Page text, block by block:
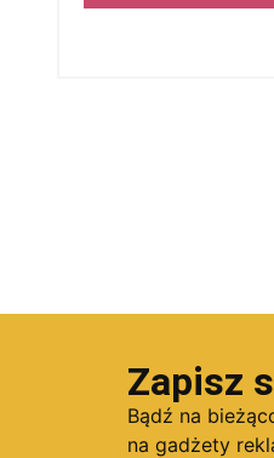
Zapisz
Bądź na
na gadżety